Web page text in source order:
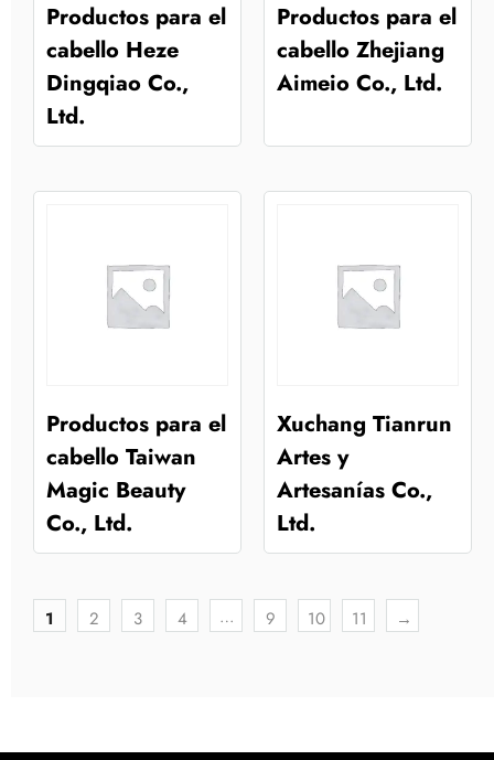
Productos para el
cabello Heze
Dingqiao Co.,
Ltd.
Productos para el
cabello Zhejiang
Aimeio Co., Ltd.
Productos para el
cabello Taiwan
Magic Beauty
Co., Ltd.
Xuchang Tianrun
Artes y
Artesanías Co.,
Ltd.
1 2 3 4 … 9 10 11 →